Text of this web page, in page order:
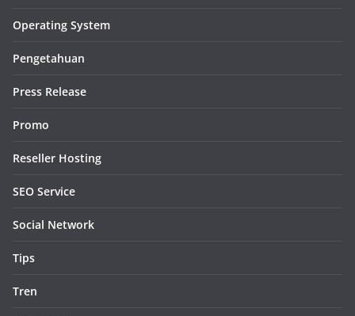
Operating System
Pengetahuan
Press Release
Promo
Reseller Hosting
SEO Service
Social Network
Tips
Tren